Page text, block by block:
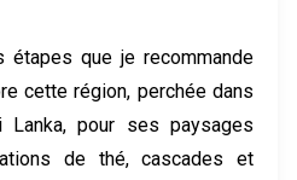
étapes que je recommande
cette région, perchée dans
pour ses paysages
de thé, cascades et